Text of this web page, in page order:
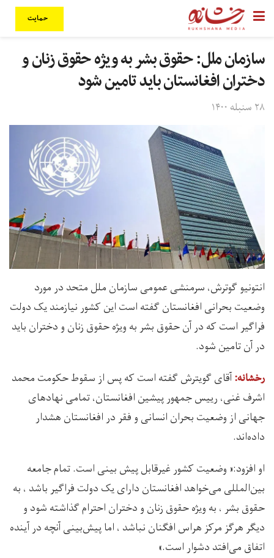
حمایت
سازمان ملل: حقوق بشر به ویژه حقوق زنان و
دختران افغانستان باید تامین شود
۲۸ سنبله ۱۴۰۰
انتونیو گوترش، سرمنشی عمومی سازمان ملل متحد در مورد
وضعیت بحرانی افغانستان گفته است این کشور نیازمند یک دولت
فراگیر است که در آن حقوق بشر به ویژه حقوق زنان و دختران باید
در آن تامین شود.
رخشانه:‌آقای گویترش گفته است که پس از سقوط حکومت محمد
اشرف غنی، رییس جمهور پیشین افغانستان، تمامی نهادهای
جهانی از وضعیت بحران انسانی و فقر در افغانستان هشدار
داده‌اند.
او افزود:‌« وضعیت کشور غیرقابل پیش بینی است. تمام جامعه
بین‌المللی می‌خواهد افغانستان دارای یک دولت فراگیر باشد ، به
حقوق بشر ، به ویژه حقوق زنان و دختران احترام گذاشته شود و
دیگر هرگز مرکز هراس افگنان نباشد ، اما پیش‌بینی آنچه در آینده
اتفاق می‌افتد دشوار است.»